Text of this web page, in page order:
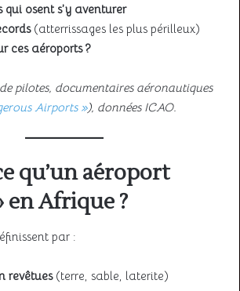
qui osent s’y aventurer
(atterrissages les plus périlleux)
ces aéroports ?
pilotes, documentaires aéronautiques
Airports »), données ICAO.
qu’un aéroport
en Afrique ?
par :
revêtues(terre, sable, laterite)